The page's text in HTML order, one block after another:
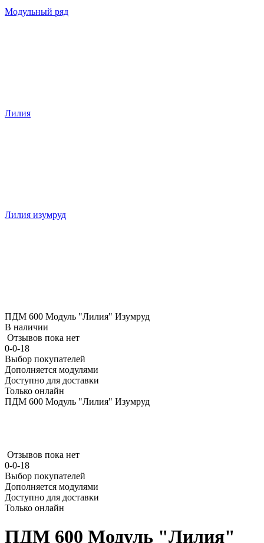
Модульный ряд
Лилия
Лилия изумруд
ПДМ 600 Модуль "Лилия" Изумруд
В наличии
Отзывов пока нет
0-0-18
Выбор покупателей
Дополняется модулями
Доступно для доставки
Только онлайн
ПДМ 600 Модуль "Лилия" Изумруд
Отзывов пока нет
0-0-18
Выбор покупателей
Дополняется модулями
Доступно для доставки
Только онлайн
ПДМ 600 Модуль "Лилия"